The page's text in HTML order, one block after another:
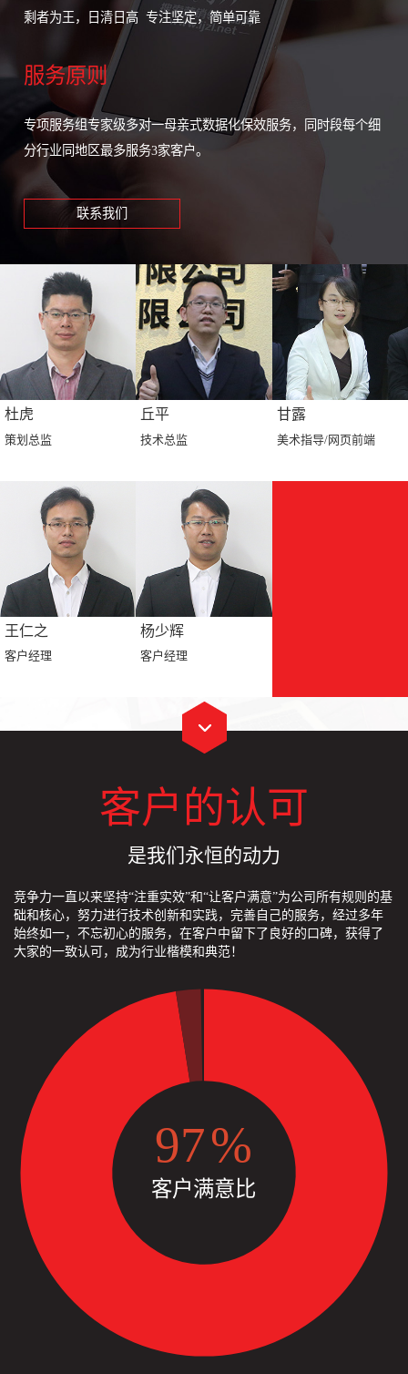
剩者为王，日清日高 专注坚定，简单可靠
服务原则
专项服务组专家级多对一母亲式数据化保效服务，同时段每个细
分行业同地区最多服务3家客户。
联系我们
杜虎
策划总监
丘平
技术总监
甘露
美术指导/网页前端
王仁之
客户经理
杨少辉
客户经理
客户的认可
是我们永恒的动力
竞争力一直以来坚持“注重实效”和“让客户满意”为公司所有规则的基
础和核心，努力进行技术创新和实践，完善自己的服务，经过多年
始终如一，不忘初心的服务，在客户中留下了良好的口碑，获得了
大家的一致认可，成为行业楷模和典范！
98%
客户满意比